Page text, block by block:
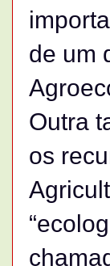
de um
Outra
os